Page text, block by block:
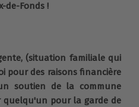
de-Fonds !
(situation familiale qui
pour des raisons financière
soutien de la commune
pour la garde de